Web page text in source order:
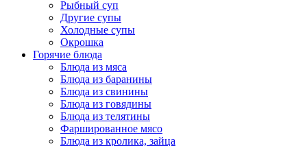
Рыбный суп
Другие супы
Холодные супы
Окрошка
Горячие блюда
Блюда из мяса
Блюда из баранины
Блюда из свинины
Блюда из говядины
Блюда из телятины
Фаршированное мясо
Блюда из кролика, зайца